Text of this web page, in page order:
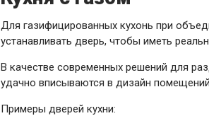
Для газифицированных кухонь при
устанавливать дверь, чтобы иметь
В качестве современных решений для
удачно вписываются в дизайн
Примеры дверей кухни: